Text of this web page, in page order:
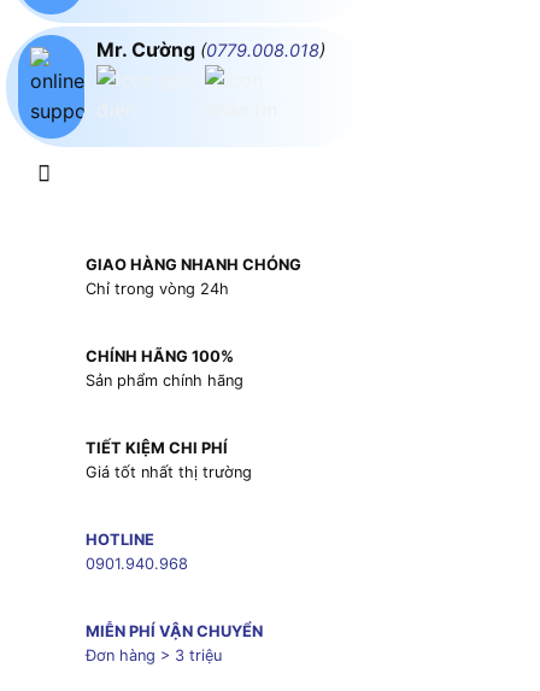
Mr. Cường (0779.008.018)
GIAO HÀNG NHANH CHÓNG
Chỉ trong vòng 24h
CHÍNH HÃNG 100%
Sản phẩm chính hãng
TIẾT KIỆM CHI PHÍ
Giá tốt nhất thị trường
HOTLINE
0901.940.968
MIỄN PHÍ VẬN CHUYỂN
Đơn hàng > 3 triệu